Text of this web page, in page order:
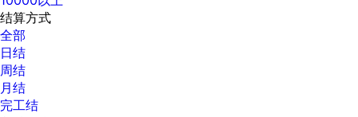
结算方式
全部
日结
周结
月结
完工结